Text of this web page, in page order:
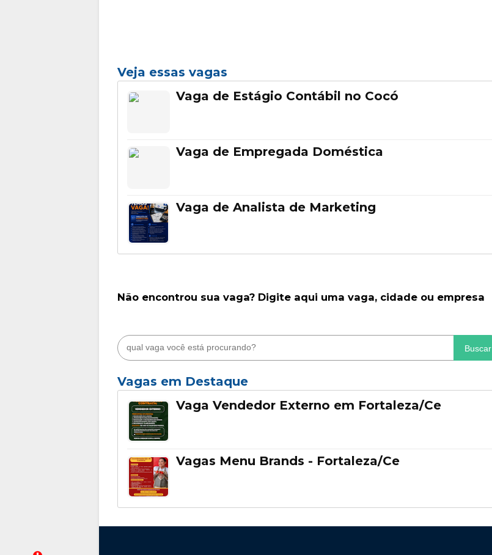
Veja essas vagas
Vaga de Estágio Contábil no Cocó
Vaga de Empregada Doméstica
Vaga de Analista de Marketing
Não encontrou sua vaga? Digite aqui uma vaga, cidade ou empresa
Buscar
Vagas em Destaque
Vaga Vendedor Externo em Fortaleza/Ce
Vagas Menu Brands - Fortaleza/Ce